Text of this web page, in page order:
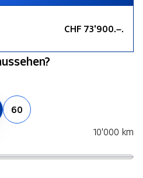
CHF 73'900.–.
60
10'000 km